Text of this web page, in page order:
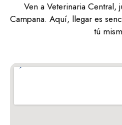
Ven a Veterinaria Central,
Campana. Aquí, llegar es
tú